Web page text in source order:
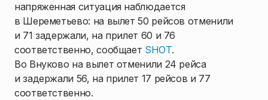
напряженная ситуация наблюдается
в Шереметьево: на вылет 50 рейсов отменили
и 71 задержали, на прилет 60 и 76
соответственно, сообщает SHOT.
Во Внуково на вылет отменили 24 рейса
и задержали 56, на прилет 17 рейсов и 77
соответственно.